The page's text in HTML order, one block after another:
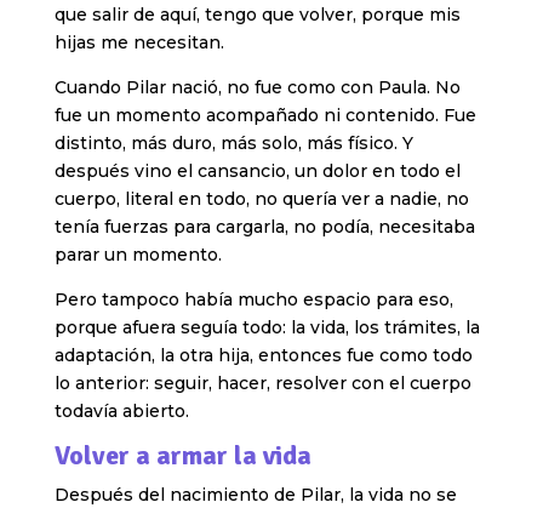
que salir de aquí, tengo que volver, porque mis
hijas me necesitan.
Cuando Pilar nació, no fue como con Paula. No
fue un momento acompañado ni contenido. Fue
distinto, más duro, más solo, más físico. Y
después vino el cansancio, un dolor en todo el
cuerpo, literal en todo, no quería ver a nadie, no
tenía fuerzas para cargarla, no podía, necesitaba
parar un momento.
Pero tampoco había mucho espacio para eso,
porque afuera seguía todo: la vida, los trámites, la
adaptación, la otra hija, entonces fue como todo
lo anterior: seguir, hacer, resolver con el cuerpo
todavía abierto.
Volver a armar la vida
Después del nacimiento de Pilar, la vida no se